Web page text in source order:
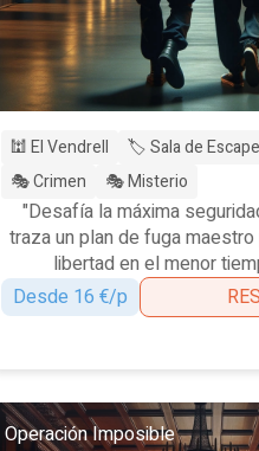
🕍 El Vendrell 🏷️ Sala de Escape
🎭 Crimen
🎭 Misterio
"Desafía la máxima
traza un plan de fuga
libertad en el menor
Desde 16 €/p
Operación Imposible